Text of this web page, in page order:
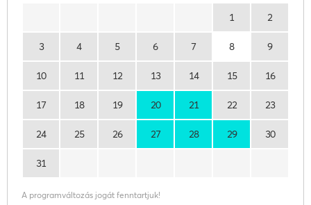
1 2
3 4 5 6 7 8 9
10 11 12 13 14 15 16
17 18 19 20 21 22 23
24 25 26 27 28 29 30
31
A programváltozás jogát fenntartjuk!